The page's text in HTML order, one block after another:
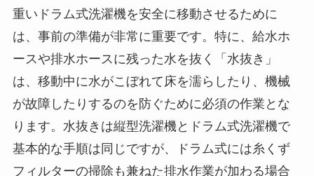
重いドラム式洗濯機を安全に移動させるために
は、事前の準備が非常に重要です。特に、給水ホ
ースや排水ホースに残った水を抜く「水抜き」
は、移動中に水がこぼれて床を濡らしたり、機械
が故障したりするのを防ぐために必須の作業とな
ります。水抜きは縦型洗濯機とドラム式洗濯機で
基本的な手順は同じですが、ドラム式には糸くず
フィルターの掃除も兼ねた排水作業が加わる場合